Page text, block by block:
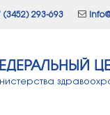
(3452) 293-693